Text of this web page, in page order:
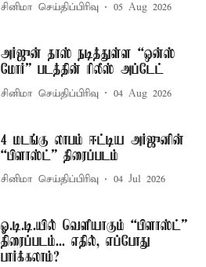
சினிமா செய்திப்பிரிவு 05 Aug 2026
அர்ஜுன் தாஸ் நடித்துள்ள “ஒன்ஸ்
மோர்” படத்தின் ரிலீஸ் அப்டேட்
சினிமா செய்திப்பிரிவு 04 Aug 2026
4 மடங்கு லாபம் ஈட்டிய அர்ஜுனின்
“பிளாஸ்ட்” திரைப்படம்
சினிமா செய்திப்பிரிவு 04 Jul 2026
ஓ.டி.டி.யில் வெளியாகும் “பிளாஸ்ட்”
திரைப்படம்... எதில், எப்போது
பார்க்கலாம்?